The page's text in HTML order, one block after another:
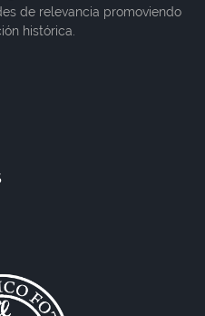
de relevancia promoviendo
histórica.